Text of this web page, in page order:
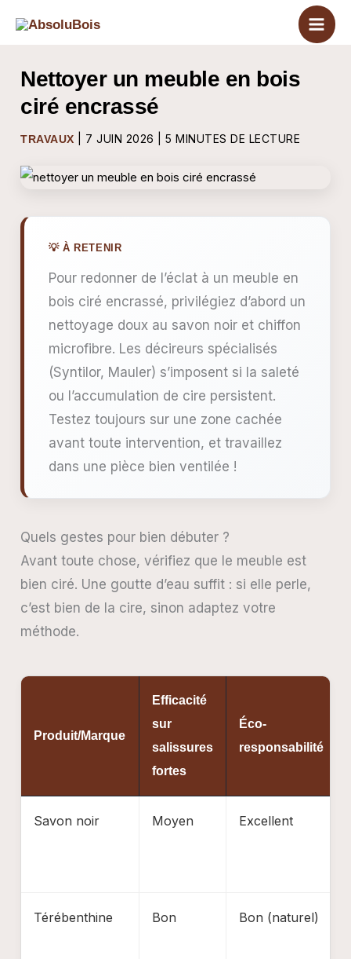
Nettoyer un meuble en bois
ciré encrassé
TRAVAUX 7 JUIN 2026 |5 MINUTES DE LECTURE
Pour redonner de l’éclat à un meuble en
bois ciré encrassé, privilégiez d’abord un
nettoyage doux au savon noir et chiffon
microfibre. Les décireurs spécialisés
(Syntilor, Mauler) s’imposent si la saleté
ou l’accumulation de cire persistent.
Testez toujours sur une zone cachée
avant toute intervention, et travaillez
dans une pièce bien ventilée !
Quels gestes pour bien débuter ?
Avant toute chose, vérifiez que le meuble est
bien ciré. Une goutte d’eau suffit : si elle perle,
c’est bien de la cire, sinon adaptez votre
méthode.
Produit/Marque
Efficacité
sur
salissures
fortes
Éco-
responsabilité
Savon noir Moyen Excellent
Térébenthine Bon Bon (naturel)